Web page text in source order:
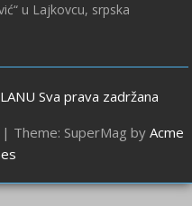
u Lajkovcu, srpska
Sva prava zadržana
| Theme: SuperMag by Acme